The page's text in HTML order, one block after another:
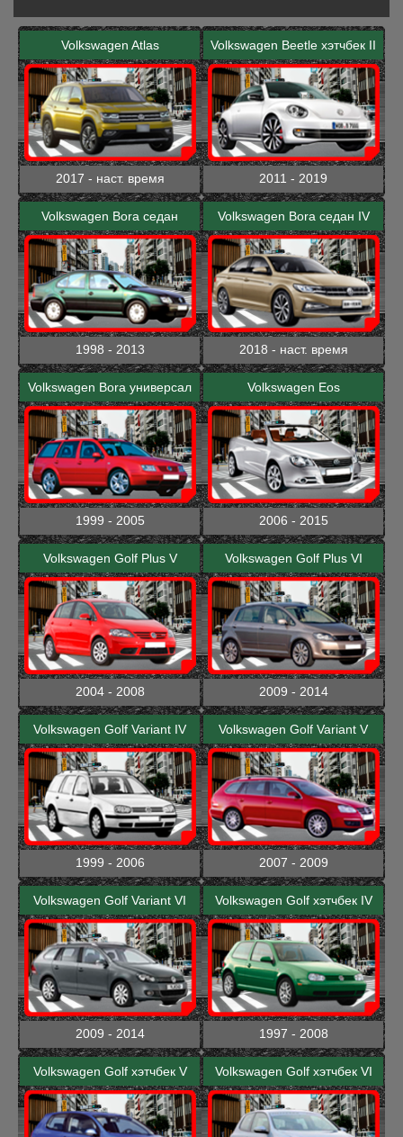
Volkswagen Atlas
2017 - наст. время
Volkswagen Beetle хэтчбек II
2011 - 2019
Volkswagen Bora седан
1998 - 2013
Volkswagen Bora седан IV
2018 - наст. время
Volkswagen Bora универсал
1999 - 2005
Volkswagen Eos
2006 - 2015
Volkswagen Golf Plus V
2004 - 2008
Volkswagen Golf Plus VI
2009 - 2014
Volkswagen Golf Variant IV
1999 - 2006
Volkswagen Golf Variant V
2007 - 2009
Volkswagen Golf Variant VI
2009 - 2014
Volkswagen Golf хэтчбек IV
1997 - 2008
Volkswagen Golf хэтчбек V Volkswagen Golf хэтчбек VI